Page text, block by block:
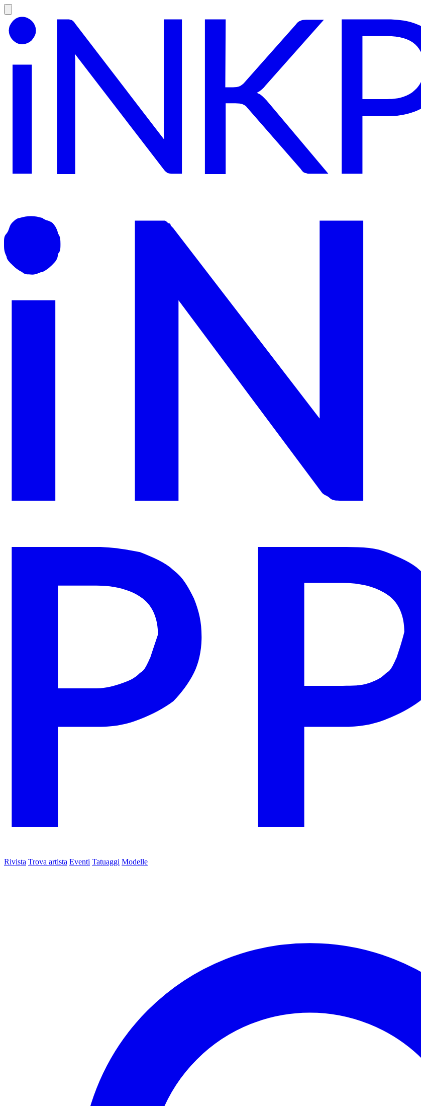
Rivista Trova artista Eventi Tatuaggi Modelle